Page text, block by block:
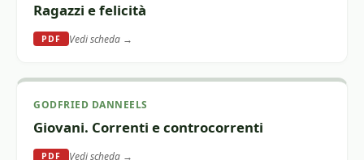
Ragazzi e felicità
PDF Vedi scheda →
GODFRIED DANNEELS
Giovani. Correnti e controcorrenti
PDF Vedi scheda →